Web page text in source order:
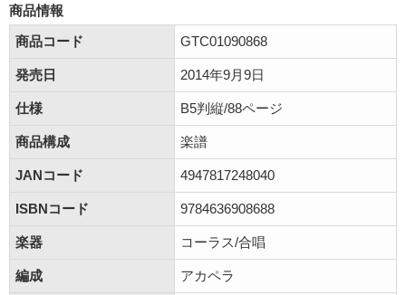
商品情報
商品コード
GTC01090868
発売日 2014年9月9日
仕様 B5判縦/88ページ
商品構成 楽譜
JANコード 4947817248040
ISBNコード 9784636908688
楽器 コーラス/合唱
編成 アカペラ